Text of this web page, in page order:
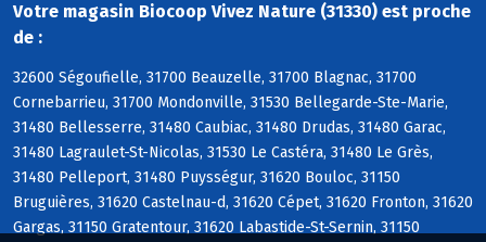
Votre magasin Biocoop Vivez Nature (31330) est proche
de :
32600 Ségoufielle, 31700 Beauzelle, 31700 Blagnac, 31700
Cornebarrieu, 31700 Mondonville, 31530 Bellegarde-Ste-Marie,
31480 Bellesserre, 31480 Caubiac, 31480 Drudas, 31480 Garac,
31480 Lagraulet-St-Nicolas, 31530 Le Castéra, 31480 Le Grès,
31480 Pelleport, 31480 Puysségur, 31620 Bouloc, 31150
Bruguières, 31620 Castelnau-d, 31620 Cépet, 31620 Fronton, 31620
Gargas, 31150 Gratentour, 31620 Labastide-St-Sernin, 31150